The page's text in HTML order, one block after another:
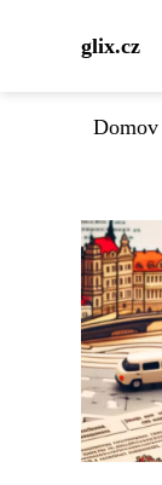
glix.cz
Domov